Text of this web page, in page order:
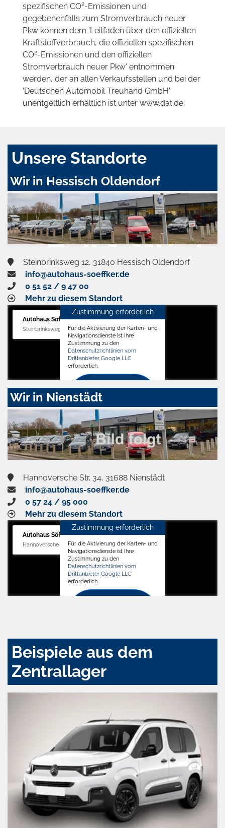
spezifischen CO2-Emissionen und
gegebenenfalls zum Stromverbrauch neuer
Pkw können dem 'Leitfaden über den offiziellen
Kraftstoffverbrauch, die offiziellen spezifischen
CO2-Emissionen und den offiziellen
Stromverbrauch neuer Pkw' entnommen
werden, der an allen Verkaufsstellen und bei der
'Deutschen Automobil Treuhand GmbH'
unentgeltlich erhältlich ist unter www.dat.de.
Unsere Standorte
Wir in Hessisch Oldendorf
Steinbrinksweg 12, 31840 Hessisch Oldendorf
info@autohaus-soeffker.de
0 51 52 / 9 47 00
Mehr zu diesem Standort
Autohaus Söffker GmbH
Steinbrinksweg 12, 31840 Hessisch Oldendorf
Zustimmung erforderlich
Für die Aktivierung der Karten- und
Navigationsdienste ist Ihre
Zustimmung zu den
Datenschutzrichtlinien vom
Drittanbieter Google LLC
erforderlich.
Zustimmen
aktivieren
Wir in Nienstädt
Hannoversche Str. 34, 31688 Nienstädt
info@autohaus-soeffker.de
0 57 24 / 95 000
Mehr zu diesem Standort
Autohaus Söffker GmbH
Hannoversche Str. 34, 31688 Nienstädt
Zustimmung erforderlich
Für die Aktivierung der Karten- und
Navigationsdienste ist Ihre
Zustimmung zu den
Datenschutzrichtlinien vom
Drittanbieter Google LLC
erforderlich.
Beispiele aus dem
Zentrallager